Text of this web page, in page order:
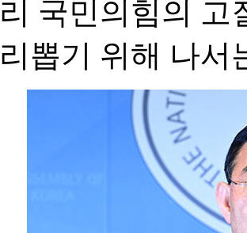
국민의힘의 고
뽑기 위해 나서